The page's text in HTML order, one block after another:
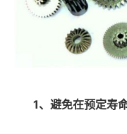
1、避免在预定寿命